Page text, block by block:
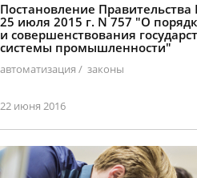
Постановление
25 июля 2015 г. N 757 "О
и совершенствования
системы промышленности"
автоматизация / законы
22 июня 2016